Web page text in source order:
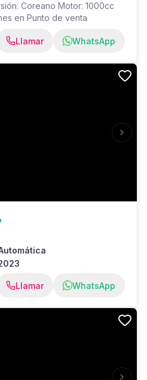
Coreano Motor: 1000cc
en Punto de venta
Llamar WhatsApp
Next
Llamar WhatsApp